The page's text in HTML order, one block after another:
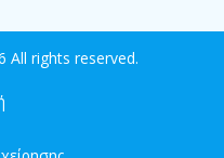
All rights reserved.